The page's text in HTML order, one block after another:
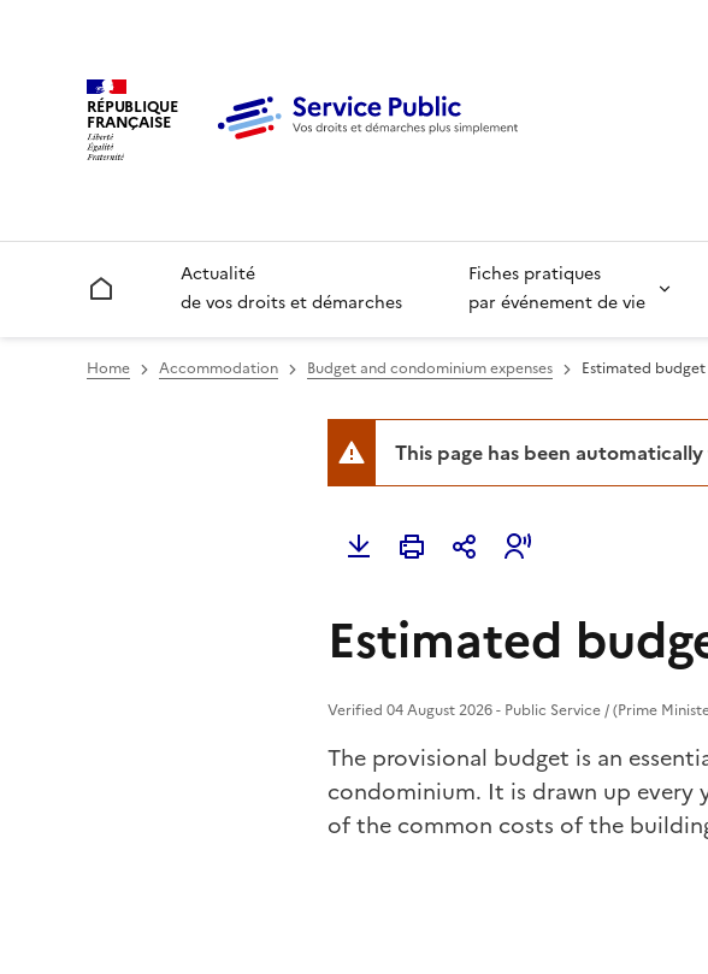
RÉPUBLIQUE
FRANÇAISE
Accueil
Actualité
de vos droits et démarches
Fiches pratiques
par événement de vie
Home Accommodation Budget and condominium expenses Estimated
This page has been
Estimated
Verified 04 August 2026 - Public Service / (Prime
The provisional budget is an
condominium. It is drawn up
of the common costs of the